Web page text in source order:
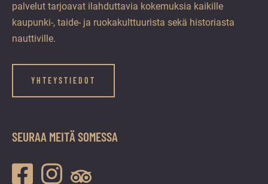
palvelut tarjoavat ilahduttavia kokemuksia kaikille
kaupunki-, taide- ja ruokakulttuurista sekä historiasta
nauttiville.
YHTEYSTIEDOT
SEURAA MEITÄ SOMESSA